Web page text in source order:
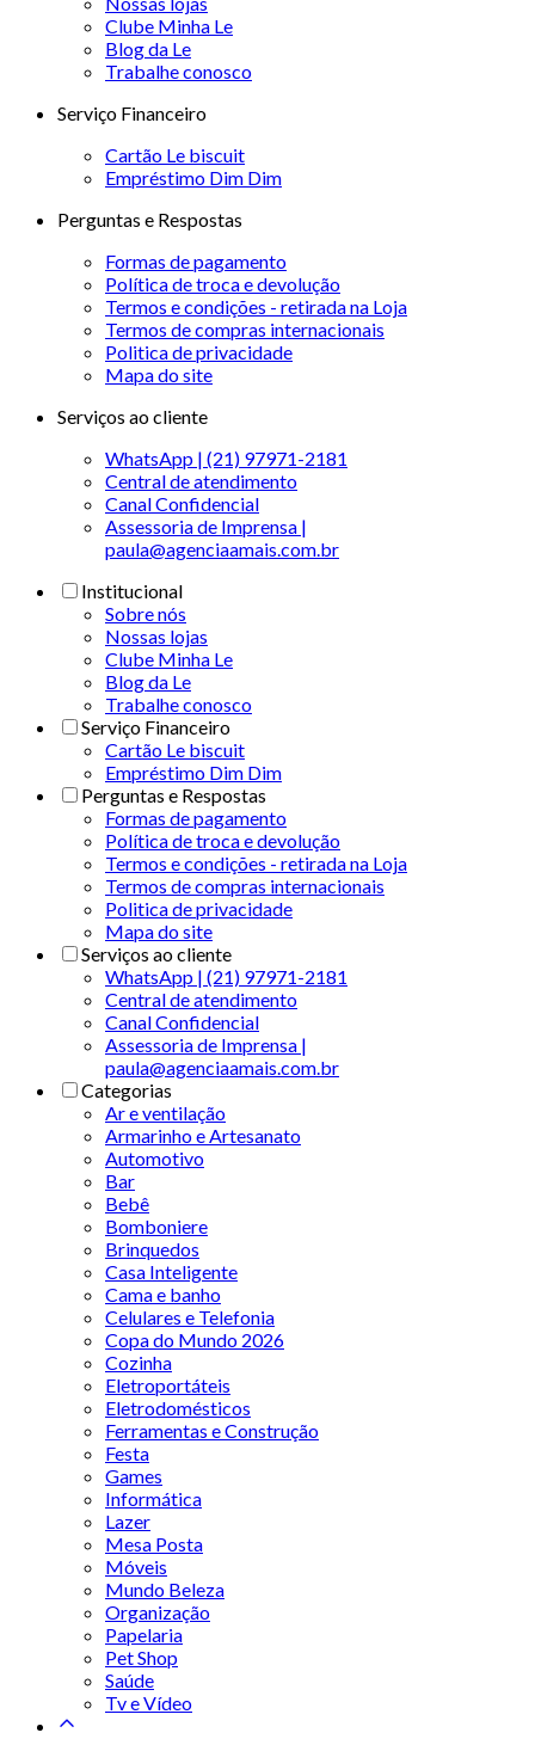
Clube Minha Le
Blog da Le
Trabalhe conosco
Serviço Financeiro
Cartão Le biscuit
Empréstimo Dim Dim
Perguntas e Respostas
Formas de pagamento
Política de troca e devolução
Termos e condições - retirada na Loja
Termos de compras internacionais
Politica de privacidade
Mapa do site
Serviços ao cliente
WhatsApp | (21) 97971-2181
Central de atendimento
Canal Confidencial
Assessoria de Imprensa |
paula@agenciaamais.com.br
Institucional
Sobre nós
Nossas lojas
Clube Minha Le
Blog da Le
Trabalhe conosco
Serviço Financeiro
Cartão Le biscuit
Empréstimo Dim Dim
Perguntas e Respostas
Formas de pagamento
Política de troca e devolução
Termos e condições - retirada na Loja
Termos de compras internacionais
Politica de privacidade
Mapa do site
Serviços ao cliente
WhatsApp | (21) 97971-2181
Central de atendimento
Canal Confidencial
Assessoria de Imprensa |
paula@agenciaamais.com.br
Categorias
Ar e ventilação
Armarinho e Artesanato
Automotivo
Bar
Bebê
Bomboniere
Brinquedos
Casa Inteligente
Cama e banho
Celulares e Telefonia
Copa do Mundo 2026
Cozinha
Eletroportáteis
Eletrodomésticos
Ferramentas e Construção
Festa
Games
Informática
Lazer
Mesa Posta
Móveis
Mundo Beleza
Organização
Papelaria
Pet Shop
Saúde
Tv e Vídeo